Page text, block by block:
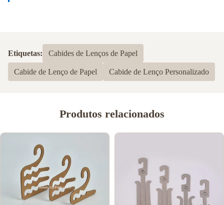
Etiquetas: Cabides de Lenços de Papel
Cabide de Lenço de Papel Cabide de Lenço Personalizado
Produtos relacionados